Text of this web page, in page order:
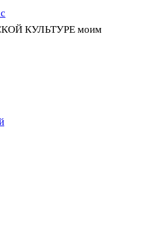
КУЛЬТУРЕ моим